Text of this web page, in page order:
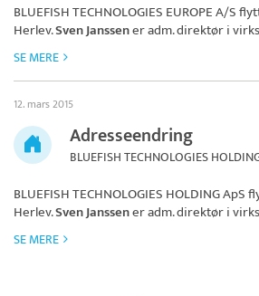
BLUEFISH TECHNOLOGIES EUROPE A/S
Herlev.Sven Janssener adm. direktør i
SE MERE
12. mars 2015
Adresseendring
BLUEFISH TECHNOLOGIES
BLUEFISH TECHNOLOGIES HOLDING ApS
Herlev.Sven Janssener adm. direktør i
SE MERE